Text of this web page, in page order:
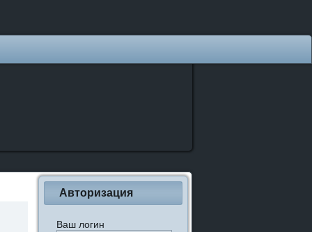
Авторизация
Ваш логин